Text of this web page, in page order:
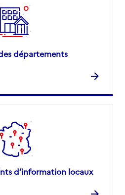
départements
d’information locaux